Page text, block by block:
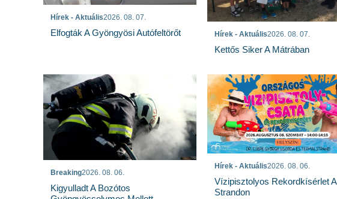
Hírek - Aktuális2026. 08. 07.
Elfogták A Gyöngyösi Autófeltörőt Hírek - Aktuális2026. 08. 07.
Kettős Siker A Mátrában
Breaking2026. 08. 06.
Kigyulladt A Bozótos
Hírek - Aktuális2026. 08. 06.
Vízipisztolyos Rekordkísérlet A
Strandon